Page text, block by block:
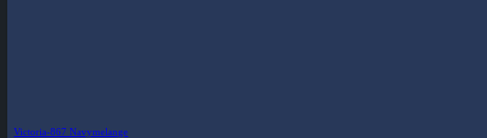
Victoria-867 Navymelange